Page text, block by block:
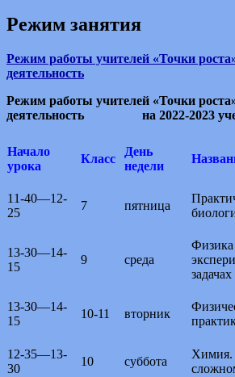
Режим занятия
Режим работы учителей «Точки
деятельность
Режим работы учителей «Точки
деятельность на 2022-2023
Начало
урока
Класс
День
недели
11-40—12-
25
7 пятница
13-30—14-
15
9 среда
Физика
задачах
13-30—14-
15
10-11 вторник
12-35—13-
30
10 суббота
Химия.